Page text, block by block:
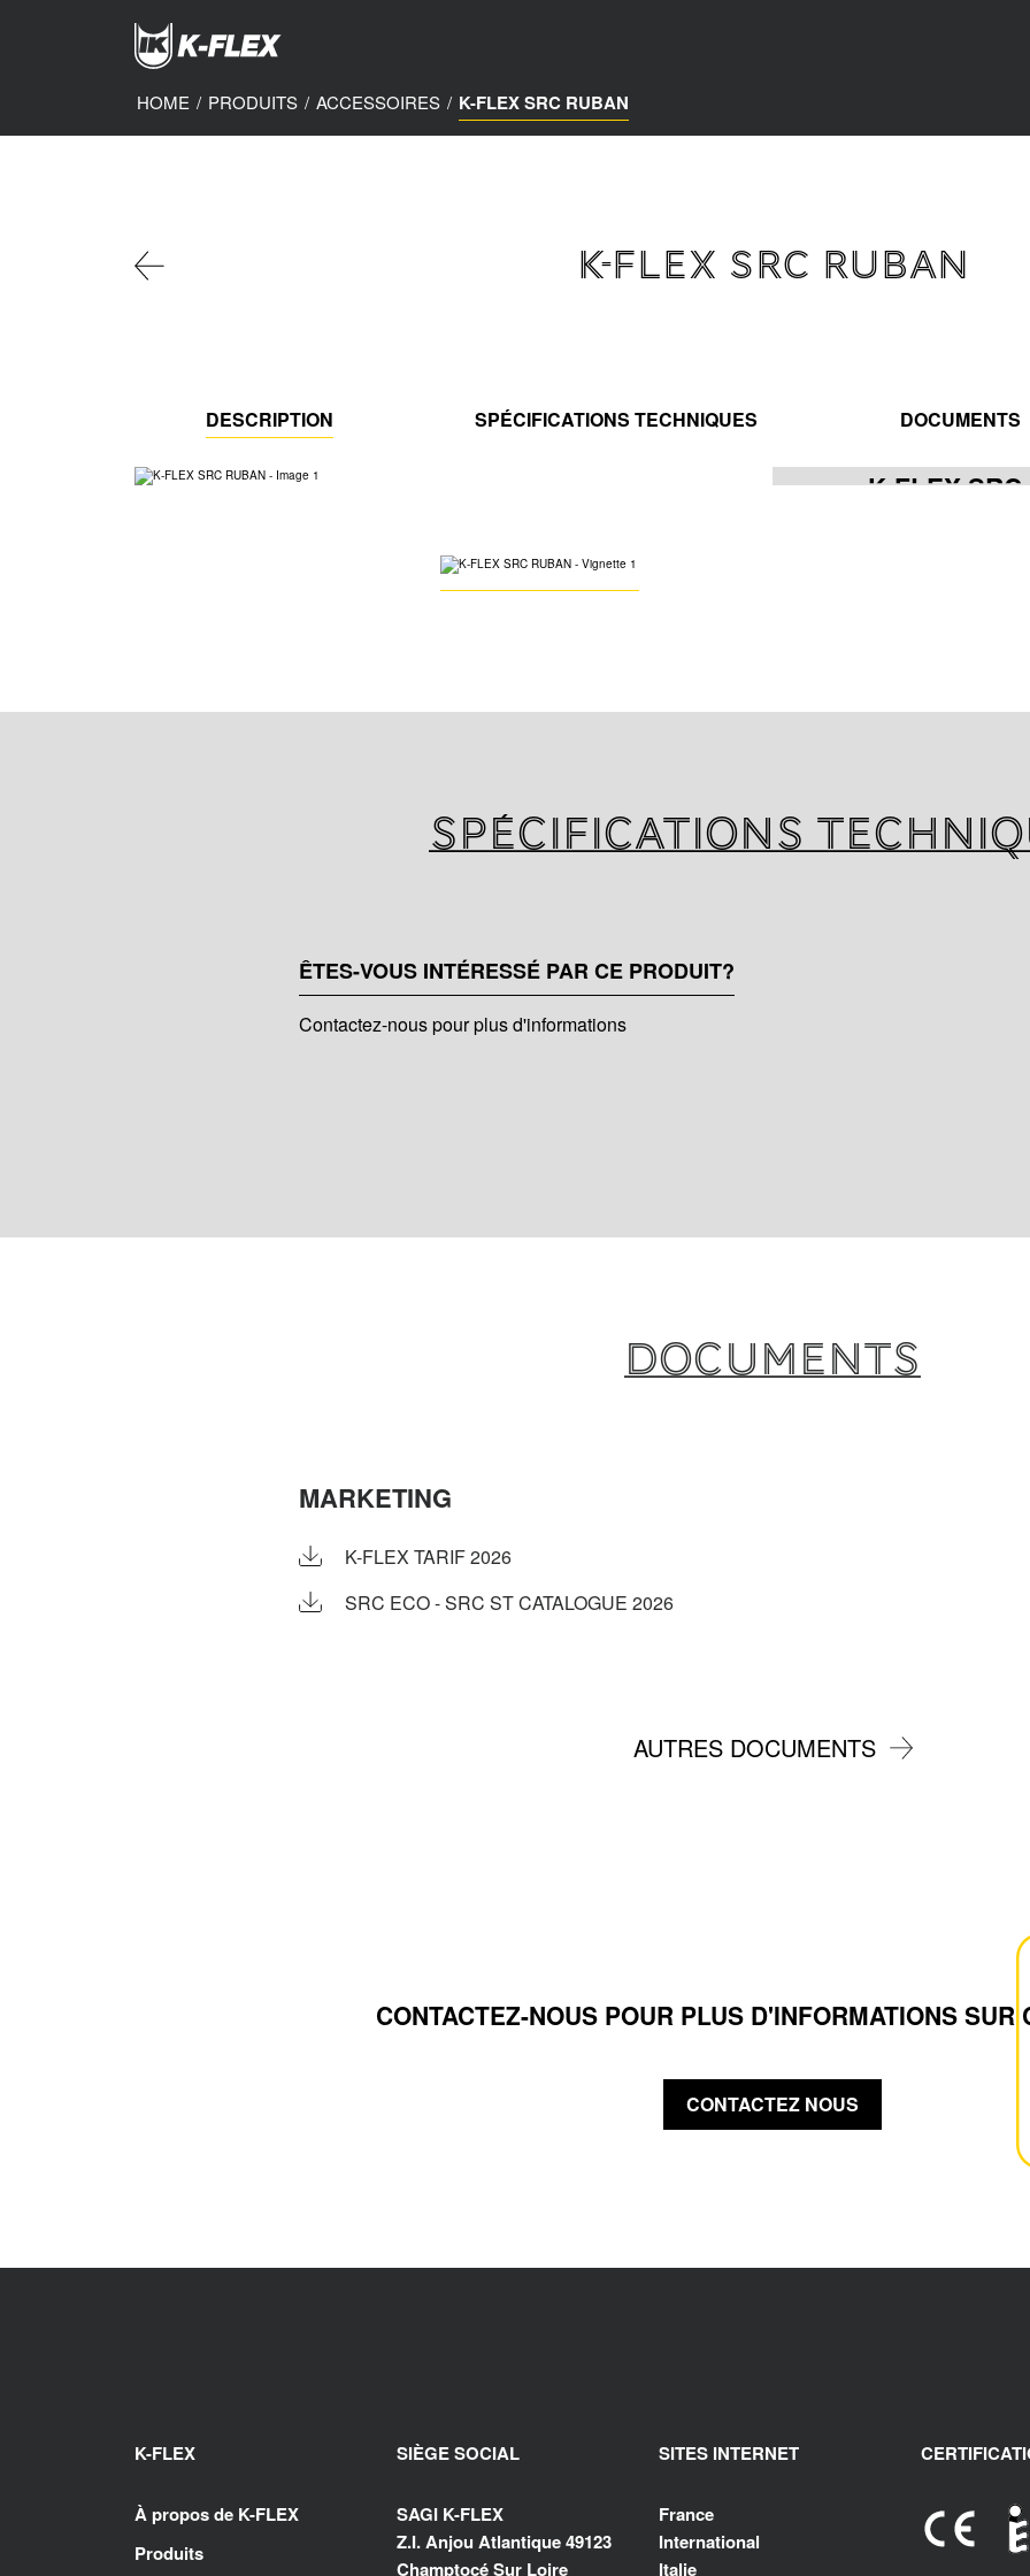
HOME / PRODUITS / ACCESSOIRES / K-FLEX SRC RUBAN
K-FLEX SRC RUBAN
DESCRIPTION SPÉCIFICATIONS TECHNIQUES DOCUMENTS
K-FLEX
Spécifications
ÊTES-VOUS INTÉRESSÉ PAR CE PRODUIT?
Contactez-nous pour plus d'informations
Documents
MARKETING
K-FLEX TARIF 2026
SRC ECO - SRC ST CATALOGUE 2026
AUTRES DOCUMENTS
CONTACTEZ-NOUS POUR PLUS D'INFORMATIONS SUR
CONTACTEZ NOUS
K-FLEX
À propos de K-FLEX
Produits
SIÈGE SOCIAL
SAGI K-FLEX
Z.I. Anjou Atlantique 49123
Champtocé Sur Loire
SITES INTERNET
France
International
Italie